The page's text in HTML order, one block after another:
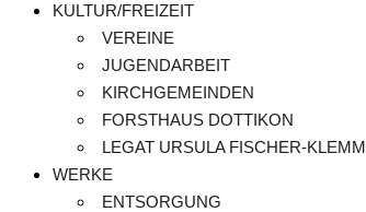
KULTUR/FREIZEIT
VEREINE
JUGENDARBEIT
KIRCHGEMEINDEN
FORSTHAUS DOTTIKON
LEGAT URSULA FISCHER-KLEMM
WERKE
ENTSORGUNG